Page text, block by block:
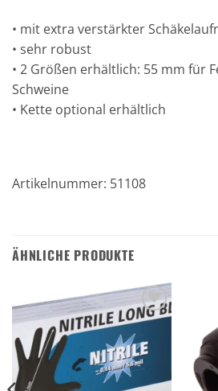
• mit extra verstärkter
• sehr robust
• 2 Größen erhältlich: 55 mm für
Schweine
• Kette optional erhältlich
Artikelnummer: 51108
ÄHNLICHE PRODUKTE
Zu den
Favoriten
hinzufügen